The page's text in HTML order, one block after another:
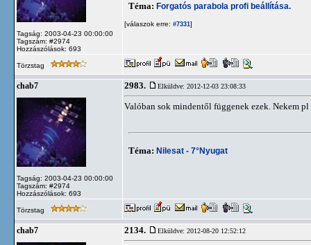
Tagság: 2003-04-23 00:00:00
Tagszám: #2974
Hozzászólások: 693
Téma: Forgatós parabola profi beállítása.
[válaszok erre: #7331]
Törzstag
chab7
Tagság: 2003-04-23 00:00:00
Tagszám: #2974
Hozzászólások: 693
2983. Elküldve: 2012-12-03 23:08:33
Valóban sok mindentől függenek ezek. Nekem
Téma: Nilesat - 7°Nyugat
Törzstag
chab7 2134. Elküldve: 2012-08-20 12:52:12